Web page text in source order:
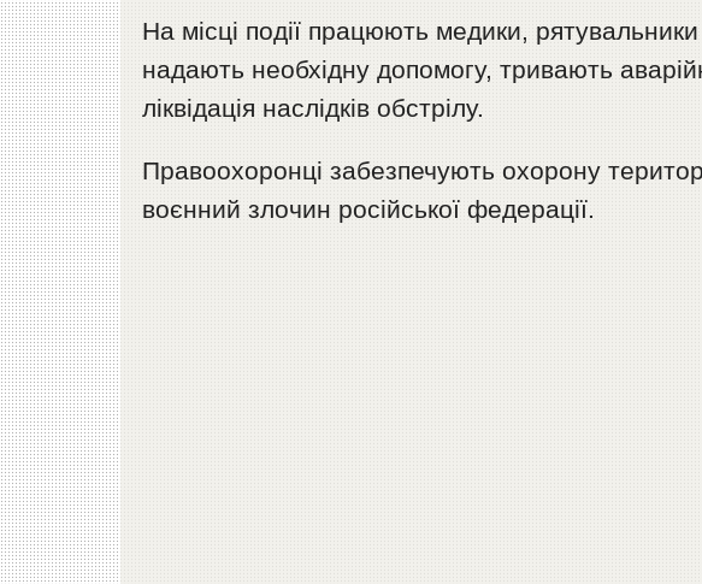
На місці події працюють медики,
надають необхідну допомогу, тривають
ліквідація наслідків обстрілу.
Правоохоронці забезпечують охорону
воєнний злочин російської федерації.